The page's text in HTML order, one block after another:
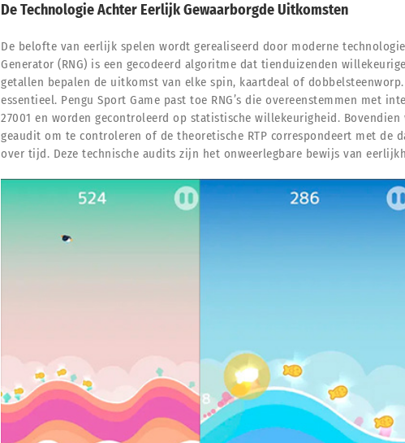
De Technologie Achter Eerlijk Gewaarborgde Uitkomsten
De belofte van eerlijk spelen wordt gerealiseerd door moderne
Generator (RNG) is een gecodeerd algoritme dat tienduizenden
getallen bepalen de uitkomst van elke spin, kaartdeal of dobbelsteenworp.
essentieel. Pengu Sport Game past toe RNG’s die overeenstemmen met
27001 en worden gecontroleerd op statistische willekeurigheid.
geaudit om te controleren of de theoretische RTP correspondeert met de
over tijd. Deze technische audits zijn het onweerlegbare bewijs van